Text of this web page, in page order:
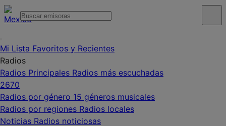
Mi Lista Favoritos y Recientes
Radios
Radios Principales Radios más escuchadas
2670
Radios por género 15 géneros musicales
Radios por regiones Radios locales
Noticias Radios noticiosas